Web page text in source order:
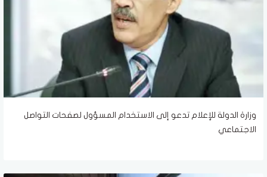
وزارة الدولة للإعلام تدعو إلى الاستخدام المسؤول لصفحات التواصل
الاجتماعي